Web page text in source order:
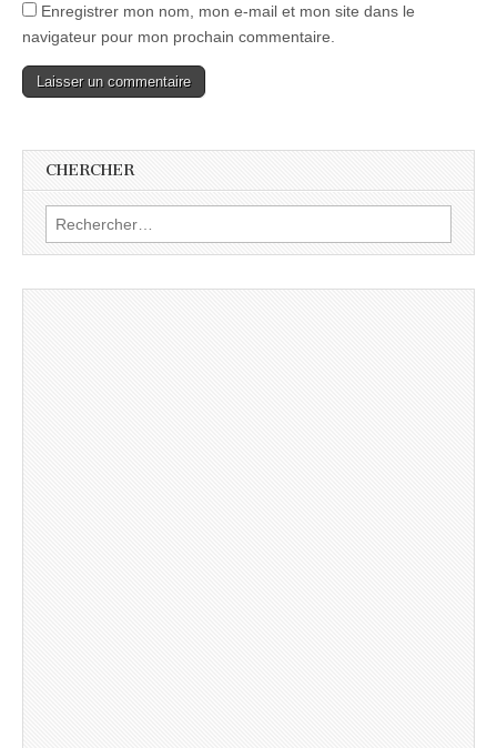
Enregistrer mon nom, mon e-mail et mon site dans le
navigateur pour mon prochain commentaire.
CHERCHER
Rechercher :